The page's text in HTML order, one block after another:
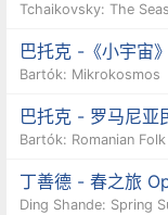
Tchaikovsky: The
巴托克 -《小宇宙
Bartók: Mikrokosmos
巴托克 - 罗马尼亚
Bartók: Romanian
丁善德 - 春之旅
Ding Shande: Spring